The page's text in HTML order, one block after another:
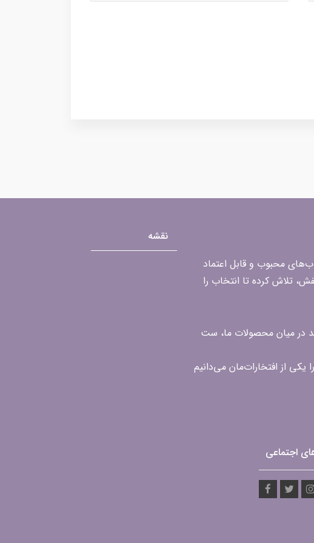
محبوب و قابل اعتماد
تلاش کرده تا انتخاب را
در میان محصولات ما، ست
نقشه
اجتماعی